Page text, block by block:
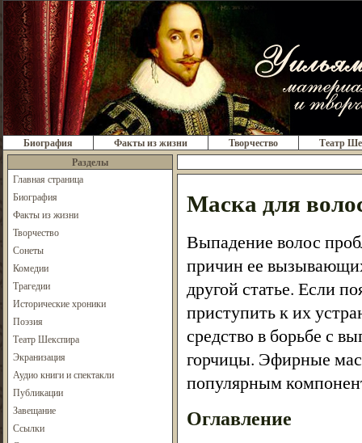
Биография Факты из жизни Творчество
Театр
Разделы
Главная страница
Биография
Факты из жизни
Творчество
Сонеты
Комедии
Трагедии
Исторические хроники
Поэзия
Театр Шекспира
Экранизация
Аудио книги и спектакли
Публикации
Завещание
Ссылки
Маска для
Выпадение волос
причин ее
другой статье. Если
приступить к их
средство в борьбе с
горчицы. Эфирные
популярным
Оглавление